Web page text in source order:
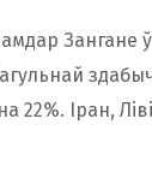
Зангане
22%. Іран,